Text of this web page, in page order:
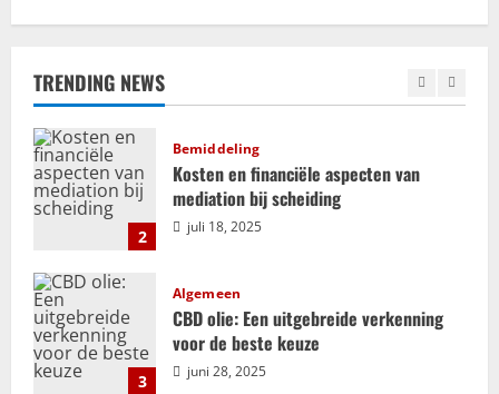
c
h
t
n
a
v
i
g
TRENDING NEWS
1
ADHD en relaties: uitdagingen en
2
Bemiddeling
Kosten en financiële aspecten van
mediation bij scheiding
juli 18, 2025
3
Algemeen
CBD olie: Een uitgebreide verkenning
voor de beste keuze
juni 28, 2025